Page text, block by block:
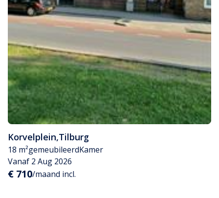
Korvelplein,Tilburg
18 m²gemeubileerdKamer
Vanaf 2 Aug 2026
€ 710/maand incl.